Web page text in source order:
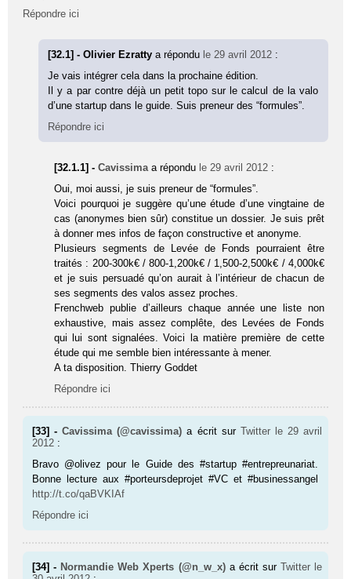
Répondre ici
[32.1] - Olivier Ezrattya répondu le 29 avril 2012 :
Je vais intégrer cela dans la prochaine édition.
Il y a par contre déjà un petit topo sur le calcul de la valo
d’une startup dans le guide. Suis preneur des “formules”.
Répondre ici
[32.1.1] -Cavissima a répondu le 29 avril 2012 :
Oui, moi aussi, je suis preneur de “formules”.
Voici pourquoi je suggère qu’une étude d’une vingtaine de
cas (anonymes bien sûr) constitue un dossier. Je suis prêt
à donner mes infos de façon constructive et anonyme.
Plusieurs segments de Levée de Fonds pourraient être
traités : 200-300k€ / 800-1,200k€ / 1,500-2,500k€ / 4,000k€
et je suis persuadé qu’on aurait à l’intérieur de chacun de
ses segments des valos assez proches.
Frenchweb publie d’ailleurs chaque année une liste non
exhaustive, mais assez complête, des Levées de Fonds
qui lui sont signalées. Voici la matière première de cette
étude qui me semble bien intéressante à mener.
A ta disposition. Thierry Goddet
Répondre ici
[33] -Cavissima (@cavissima) a écrit sur Twitter
le 29 avril
2012 :
Bravo @olivez pour le Guide des #star­tup #entrepreunariat.
Bonne lecture aux #porteursdeprojet #VC et #businessangel
http://t.co/qaBVKIAf
Répondre ici
[34] - Normandie Web Xperts (@n_w_x) a écrit sur Twitter le